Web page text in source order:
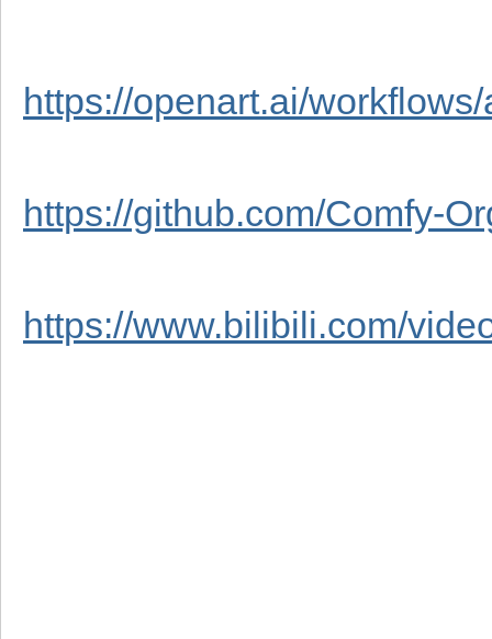
https://openart.ai/
https://github.com/Comfy-
https://www.bilibili.com/